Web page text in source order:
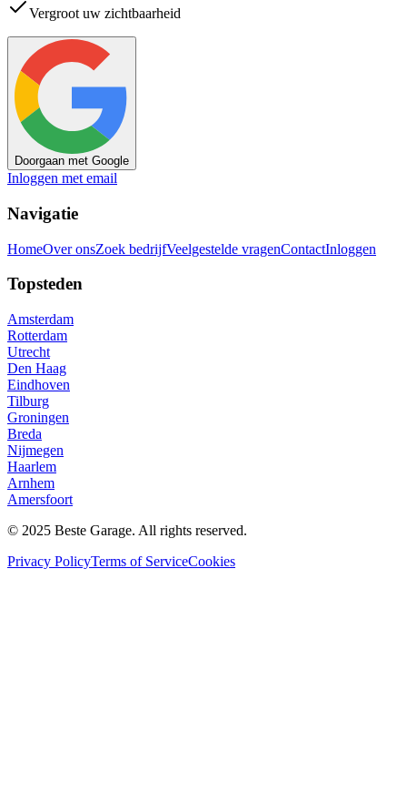
Vergroot uw zichtbaarheid
Doorgaan met Google
Inloggen met email
Navigatie
HomeOver onsZoek bedrijfVeelgestelde vragenContactInloggen
Topsteden
Amsterdam
Rotterdam
Utrecht
Den Haag
Eindhoven
Tilburg
Groningen
Breda
Nijmegen
Haarlem
Arnhem
Amersfoort
© 2025 Beste Garage. All rights reserved.
Privacy PolicyTerms of ServiceCookies